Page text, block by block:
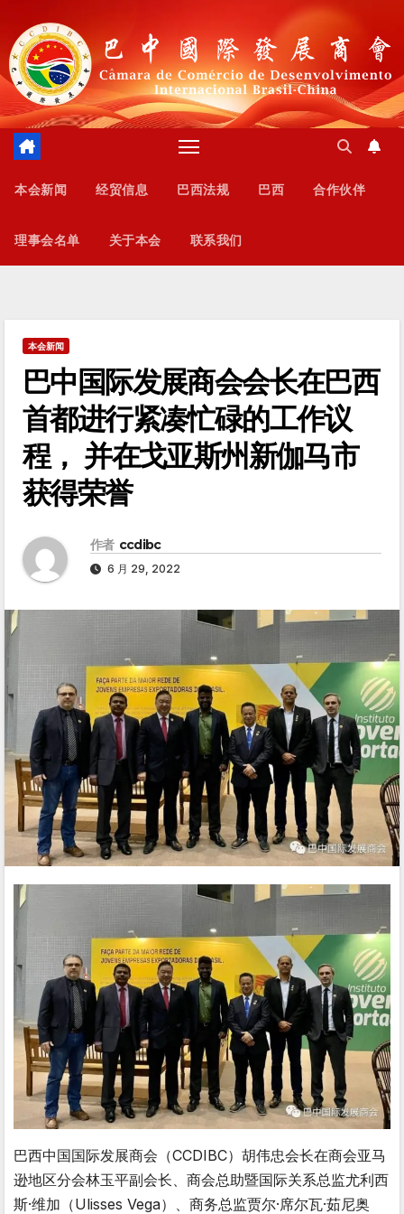
内
本会新闻 经贸信息 巴西法规 巴西 合作伙伴
理事会名单 关于本会 联系我们
本会新闻
巴中国际发展商会会长在巴西
首都进行紧凑忙碌的工作议
程， 并在戈亚斯州新伽马市
获得荣誉
作者 ccdibc
6 月 29, 2022
巴西中国国际发展商会（CCDIBC）胡伟忠会长在商会亚马
逊地区分会林玉平副会长、商会总助暨国际关系总监尤利西
斯·维加（Ulisses Vega）、商务总监贾尔·席尔瓦·茹尼奥